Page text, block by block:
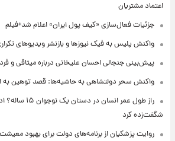
اعتماد مشتریان
جزئیات فعال‌سازی «کیف پول ایران» اعلام شد+فیلم
واکنش پلیس به فیک نیوزها و بازنشر ویدیوهای
پیش‌بینی جنجالی احسان علیخانی درباره میثاقی و
واکنش سحر دولتشاهی به حاشیه‌ها: قصد توهین به
راز طول عمر انسان
شگفت‌زده کرد
روایت پزشکیان از برنامه‌های دولت برای بهبود